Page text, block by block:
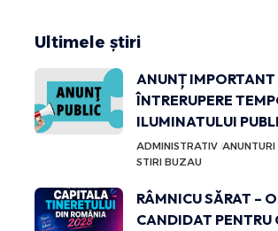
Ultimele știri
ANUNȚ IMPORTANT
ÎNTRERUPERE
ILUMINATULUI
ADMINISTRATIV
STIRI BUZAU
RÂMNICU SĂRAT –
CANDIDAT PENTRU